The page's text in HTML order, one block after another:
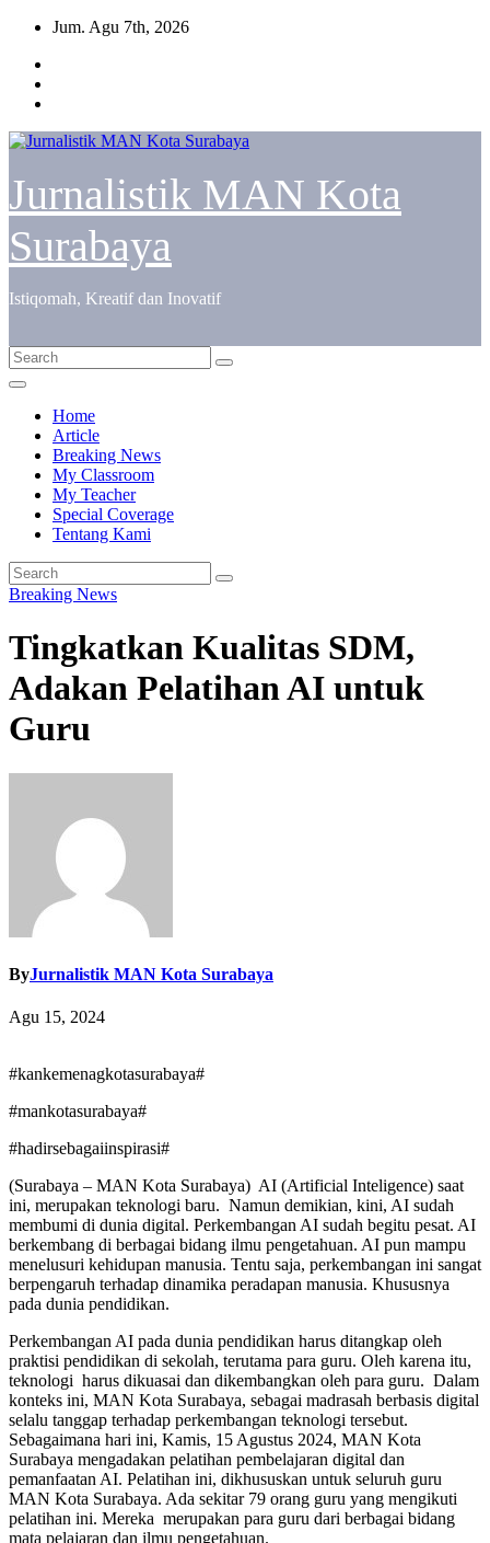
Skip
content
Jum. Agu 7th, 2026
Jurnalistik MAN Kota
Surabaya
Istiqomah, Kreatif dan Inovatif
Home
Article
Breaking News
My Classroom
My Teacher
Special Coverage
Tentang Kami
Breaking News
Tingkatkan Kualitas SDM,
Adakan Pelatihan AI untuk
Guru
ByJurnalistik MAN Kota Surabaya
Agu 15, 2024
#kankemenagkotasurabaya#
#mankotasurabaya#
#hadirsebagaiinspirasi#
(Surabaya – MAN Kota Surabaya) AI (Artificial Inteligence) saat
ini, merupakan teknologi baru. Namun demikian, kini, AI sudah
membumi di dunia digital. Perkembangan AI sudah begitu pesat. AI
berkembang di berbagai bidang ilmu pengetahuan. AI pun mampu
menelusuri kehidupan manusia. Tentu saja, perkembangan ini sangat
berpengaruh terhadap dinamika peradapan manusia. Khususnya
pada dunia pendidikan.
Perkembangan AI pada dunia pendidikan harus ditangkap oleh
praktisi pendidikan di sekolah, terutama para guru. Oleh karena itu,
teknologi harus dikuasai dan dikembangkan oleh para guru. Dalam
konteks ini, MAN Kota Surabaya, sebagai madrasah berbasis digital
selalu tanggap terhadap perkembangan teknologi tersebut.
Sebagaimana hari ini, Kamis, 15 Agustus 2024, MAN Kota
Surabaya mengadakan pelatihan pembelajaran digital dan
pemanfaatan AI. Pelatihan ini, dikhususkan untuk seluruh guru
MAN Kota Surabaya. Ada sekitar 79 orang guru yang mengikuti
pelatihan ini. Mereka merupakan para guru dari berbagai bidang
mata pelajaran dan ilmu pengetahuan.